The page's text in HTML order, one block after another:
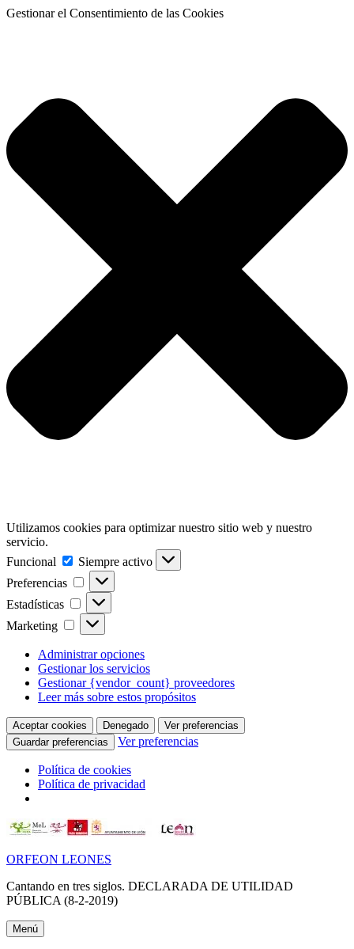
Gestionar el Consentimiento de las Cookies
Utilizamos cookies para optimizar nuestro sitio web y nuestro
servicio.
Funcional
Funcional
Siempre activo
Preferencias
Preferencias
Estadísticas Estadísticas
Marketing Marketing
Administrar opciones
Gestionar los servicios
Gestionar {vendor_count} proveedores
Leer más sobre estos propósitos
Aceptar cookies Denegado
Ver preferencias
Guardar preferencias
Ver preferencias
Política de cookies
Política de privacidad
Ir
al
contenido
ORFEON LEONES
Cantando en tres siglos. DECLARADA DE UTILIDAD
PÚBLICA (8-2-2019)
Menú